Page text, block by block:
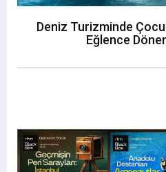
Deniz Turizminde
Eğlence